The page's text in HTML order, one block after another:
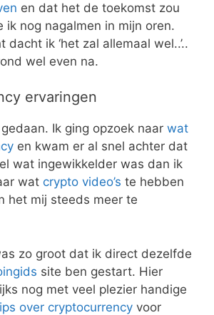
en dat het de toekomst zou
ik nog nagalmen in mijn oren.
dacht ik ‘het zal allemaal wel..’..
wel even na.
ervaringen
Ik ging opzoek naar wat
en kwam er al snel achter dat
wat ingewikkelder was dan ik
wat crypto video’s te hebben
het mij steeds meer te
zo groot dat ik direct dezelfde
site ben gestart. Hier
nog met veel plezier handige
over cryptocurrency voor